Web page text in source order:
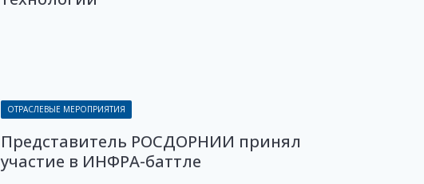
ОТРАСЛЕВЫЕ МЕРОПРИЯТИЯ
Представитель РОСДОРНИИ принял
участие в ИНФРА-баттле